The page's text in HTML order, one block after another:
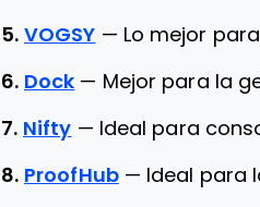
5. VOGSY — Lo mejor
6. Dock — Mejor para la
7. Nifty — Ideal para
8. ProofHub — Ideal para